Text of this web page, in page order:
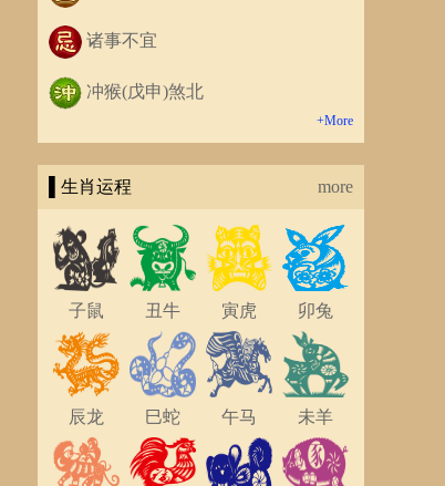
诸事不宜
冲猴(戊申)煞北
+More
▌生肖运程 more
子鼠 丑牛 寅虎 卯兔
辰龙 巳蛇 午马 未羊